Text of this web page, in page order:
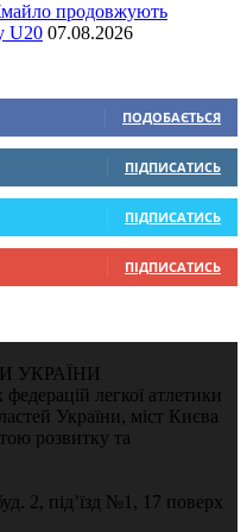
продовжують
U20 07.08.2026
ПОДОБАЄТЬСЯ
ПІДПИСАТИСЬ
ПІДПИСАТИСЬ
ПІДПИСАТИСЬ
УКРАЇНИ
легкої атлетики
України, міст Києва
розвитку та
2, під’їзд №1, 17 поверх